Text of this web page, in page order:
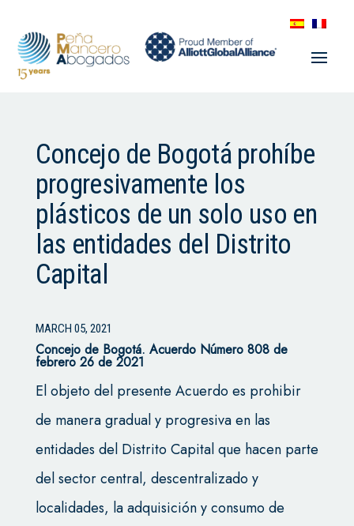
Concejo de Bogotá prohíbe
progresivamente los
plásticos de un solo uso en
las entidades del Distrito
Capital
MARCH 05, 2021
Concejo de Bogotá. Acuerdo Número 808 de
febrero 26 de 2021
El objeto del presente Acuerdo es prohibir
de manera gradual y progresiva en las
entidades del Distrito Capital que hacen parte
del sector central, descentralizado y
localidades, la adquisición y consumo de